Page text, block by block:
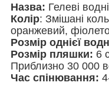
Назва: Гелеві
Колір: Змішані
оранжевий,
Розмір однієї
Розмір пляшки: 6
Приблизно 30 000
Час спінювання: